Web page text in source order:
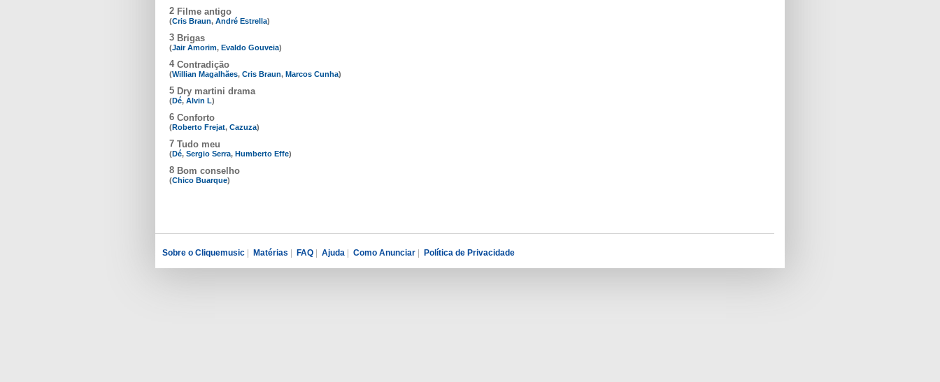
2 Filme antigo
(Cris Braun, André Estrella)
3 Brigas
(Jair Amorim, Evaldo Gouveia)
4 Contradição
(Willian Magalhães, Cris Braun, Marcos Cunha)
5 Dry martini drama
(Dé, Alvin L)
6 Conforto
(Roberto Frejat, Cazuza)
7 Tudo meu
(Dé, Sergio Serra, Humberto Effe)
8 Bom conselho
(Chico Buarque)
Sobre o Cliquemusic Matérias FAQ Ajuda Como Anunciar Política de Privacidade